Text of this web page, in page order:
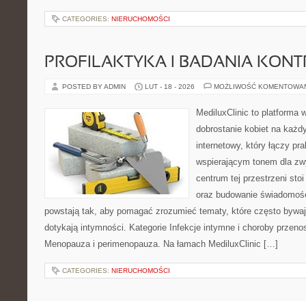
CATEGORIES: NIERUCHOMOŚCI
PROFILAKTYKA I BADANIA
POSTED BY ADMIN LUT - 18 - 2026 MOŻLIWOŚĆ
MediluxClinic to platforma
dobrostanie kobiet na
internetowy, który łączy
wspierającym tonem dla
centrum tej przestrzeni
oraz budowanie
powstają tak, aby pomagać zrozumieć tematy, które często
dotykają intymności. Kategorie Infekcje intymne i choroby
Menopauza i perimenopauza. Na łamach MediluxClinic […]
CATEGORIES: NIERUCHOMOŚCI